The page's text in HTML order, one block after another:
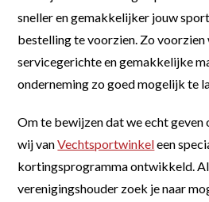
sneller en gemakkelijker jouw
bestelling te voorzien. Zo voorzien
servicegerichte en gemakkelijke
onderneming zo goed mogelijk te
Om te bewijzen dat we echt geven
wij vanVechtsportwinkeleen
kortingsprogramma ontwikkeld.
verenigingshouder zoek je naar